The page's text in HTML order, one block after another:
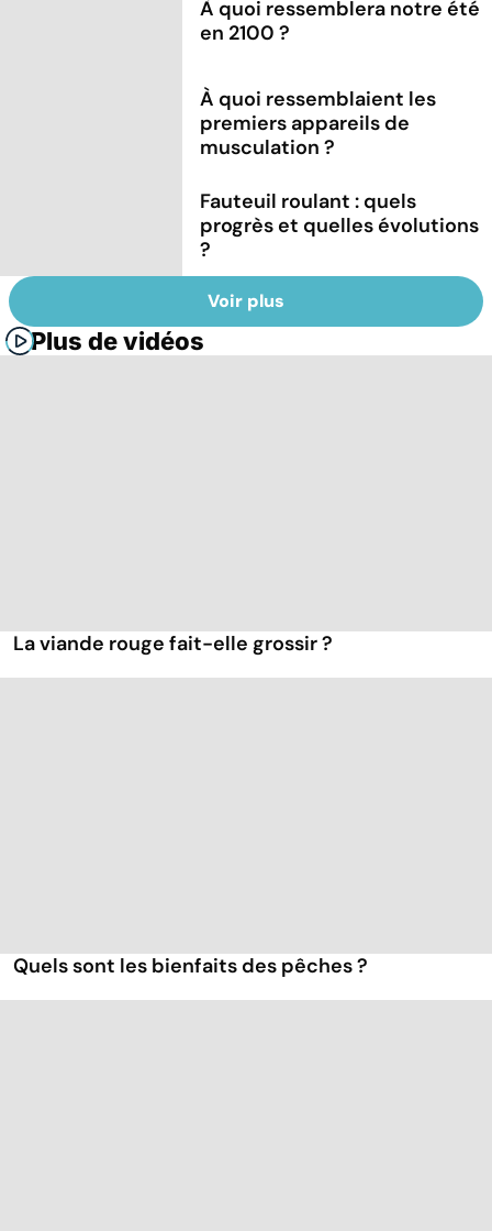
À quoi ressemblera notre été
en 2100 ?
À quoi ressemblaient les
premiers appareils de
musculation ?
Fauteuil roulant : quels
progrès et quelles évolutions
?
Voir plus
Plus de vidéos
La viande rouge fait-elle grossir ?
Quels sont les bienfaits des pêches ?